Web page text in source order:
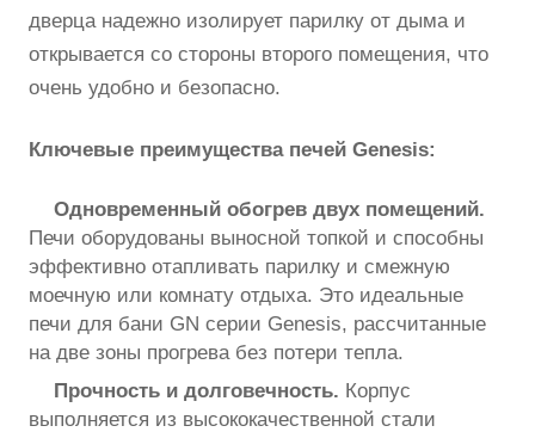
дверца надежно изолирует парилку от дыма и
открывается со стороны второго помещения, что
очень удобно и безопасно.
Ключевые преимущества печей Genesis:
Одновременный обогрев двух помещений.
Печи оборудованы выносной топкой и способны
эффективно отапливать парилку и смежную
моечную или комнату отдыха. Это идеальные
печи для бани GN серии Genesis, рассчитанные
на две зоны прогрева без потери тепла.
Прочность и долговечность. Корпус
выполняется из высококачественной стали